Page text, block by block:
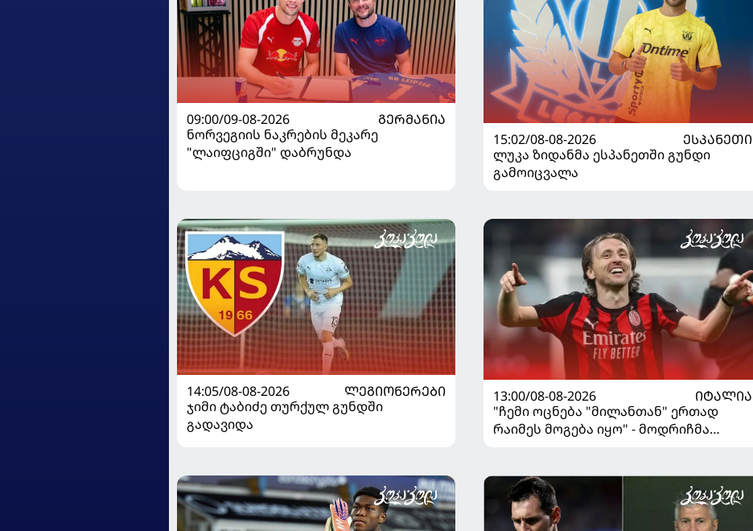
09:00/09-08-2026
ᲒᲔᲠᲛᲐᲜᲘᲐ
ნორვეგიის ნაკრების მეკარე
"ლაიფციგში" დაბრუნდა
15:02/08-08-2026
ᲔᲡᲞᲐᲜᲔᲗᲘ
ლუკა ზიდანმა ესპანეთში გუნდი
გამოიცვალა
14:05/08-08-2026
ᲚᲔᲒᲘᲝᲜᲔᲠᲔᲑᲘ
ჯიმი ტაბიძე თურქულ გუნდში
გადავიდა
13:00/08-08-2026
ᲘᲢᲐᲚᲘᲐ
"ჩემი ოცნება "მილანთან" ერთად
რაიმეს მოგება იყო" - მოდრიჩმა